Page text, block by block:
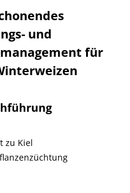
und
für
zu Kiel